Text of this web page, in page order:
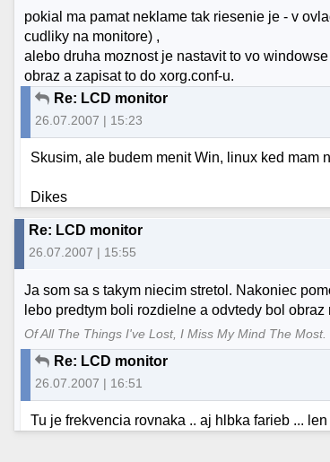
pokial ma pamat neklame tak riesenie je - v
cudliky na monitore) ,
alebo druha moznost je nastavit to vo
obraz a zapisat to do xorg.conf-u.
Re: LCD monitor
26.07.2007 | 15:23
Skusim, ale budem menit Win, linux ked mam
Dikes
Re: LCD monitor
26.07.2007 | 15:55
Ja som sa s takym niecim stretol. Nakoniec
lebo predtym boli rozdielne a odvtedy bol obraz
Of All The Things I've Lost, I Miss My Mind The Most.
Re: LCD monitor
26.07.2007 | 16:51
Tu je frekvencia rovnaka .. aj hlbka farieb ...